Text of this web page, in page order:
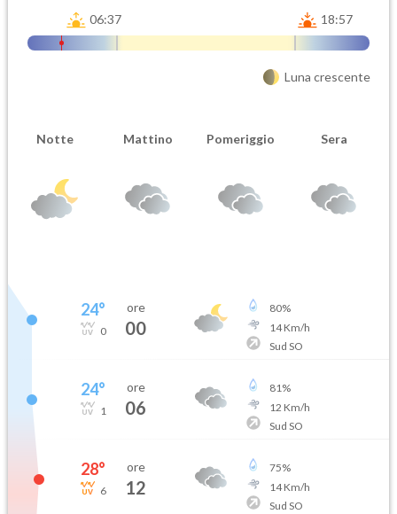
06:37 18:57
Luna crescente
Notte Mattino Pomeriggio Sera
24°
0
ore
00
80%
14Km/h
Sud SO
24°
1
ore
06
81%
12 Km/h
Sud SO
28°
6
ore
12
75%
14Km/h
Sud SO